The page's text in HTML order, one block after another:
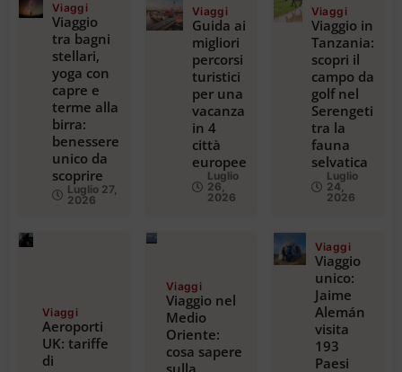
Viaggi
Viaggio
tra bagni
stellari,
yoga con
capre e
terme alla
birra:
benessere
unico da
scoprire
Luglio 27,
2026
Viaggi
Guida ai
migliori
percorsi
turistici
per una
vacanza
in 4
città
europee
Luglio
26,
2026
Viaggi
Viaggio in
Tanzania:
scopri il
campo da
golf nel
Serengeti
tra la
fauna
selvatica
Luglio
24,
2026
Viaggi
Aeroporti
UK: tariffe
di
Viaggi
Viaggio nel
Medio
Oriente:
cosa sapere
Viaggi
Viaggio
unico:
Jaime
Alemán
visita
193
Paesi